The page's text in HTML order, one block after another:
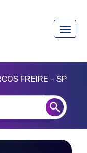
Toggle
FREIRE - SP